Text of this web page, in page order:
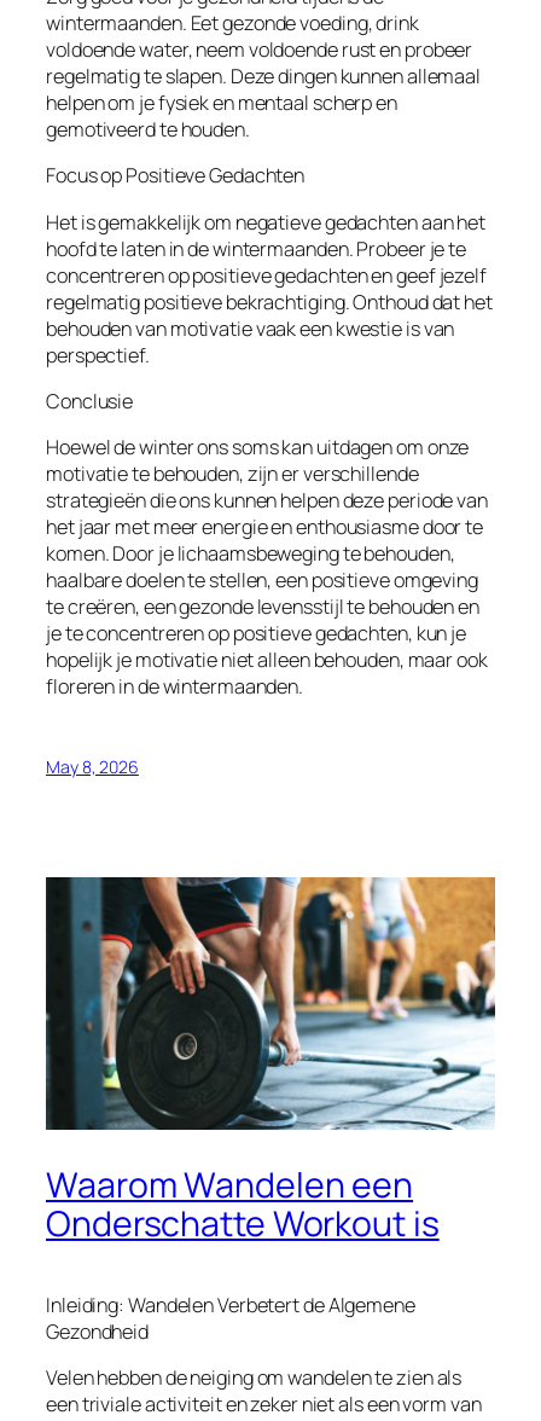
wintermaanden. Eet gezonde voeding, drink
voldoende water, neem voldoende rust en probeer
regelmatig te slapen. Deze dingen kunnen allemaal
helpen om je fysiek en mentaal scherp en
gemotiveerd te houden.
Focus op Positieve Gedachten
Het is gemakkelijk om negatieve gedachten aan het
hoofd te laten in de wintermaanden. Probeer je te
concentreren op positieve gedachten en geef jezelf
regelmatig positieve bekrachtiging. Onthoud dat het
behouden van motivatie vaak een kwestie is van
perspectief.
Conclusie
Hoewel de winter ons soms kan uitdagen om onze
motivatie te behouden, zijn er verschillende
strategieën die ons kunnen helpen deze periode van
het jaar met meer energie en enthousiasme door te
komen. Door je lichaamsbeweging te behouden,
haalbare doelen te stellen, een positieve omgeving
te creëren, een gezonde levensstijl te behouden en
je te concentreren op positieve gedachten, kun je
hopelijk je motivatie niet alleen behouden, maar ook
floreren in de wintermaanden.
May 8, 2026
Waarom Wandelen een
Onderschatte Workout is
Inleiding: Wandelen Verbetert de Algemene
Gezondheid
Velen hebben de neiging om wandelen te zien als
een triviale activiteit en zeker niet als een vorm van